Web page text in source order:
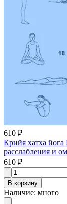
610 ₽
Крийя хатха йога
расслабления и
610 ₽
В корзину
Наличие: много